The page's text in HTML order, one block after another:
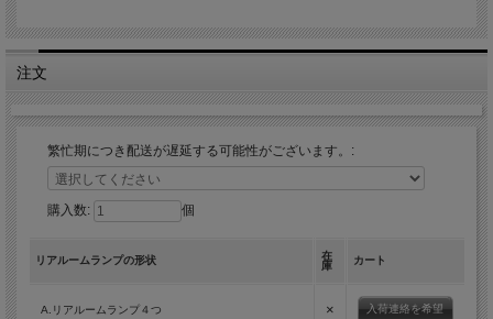
注文
繁忙期につき配送が遅延する可能性がございます。:
購入数: 個
リアルームランプの形状
在
庫
カート
A.リアルームランプ４つ × 入荷連絡を希望